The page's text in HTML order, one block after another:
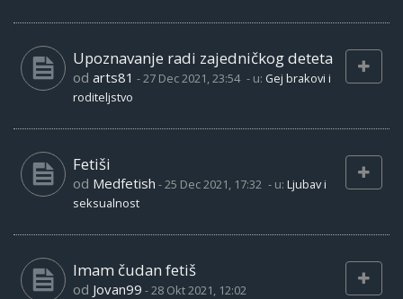
Upoznavanje radi zajedničkog deteta
od arts81 -27 Dec 2021, 23:54 - u: Gej brakovi i
roditeljstvo
Fetiši
od Medfetish -25 Dec 2021, 17:32 - u: Ljubav i
seksualnost
Imam čudan fetiš
od Jovan99 -28 Okt 2021, 12:02